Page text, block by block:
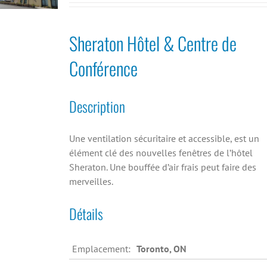
Sheraton Hôtel & Centre de
Conférence
Description
Une ventilation sécuritaire et accessible, est un
élément clé des nouvelles fenêtres de l’hôtel
Sheraton. Une bouffée d’air frais peut faire des
merveilles.
Détails
Emplacement: Toronto, ON